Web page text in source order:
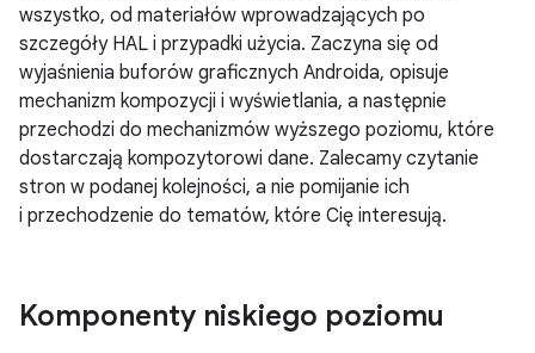
wszystko, od materiałów wprowadzających po
szczegóły HAL i przypadki użycia. Zaczyna się od
wyjaśnienia buforów graficznych Androida, opisuje
mechanizm kompozycji i wyświetlania, a następnie
przechodzi do mechanizmów wyższego poziomu, które
dostarczają kompozytorowi dane. Zalecamy czytanie
stron w podanej kolejności, a nie pomijanie ich
i przechodzenie do tematów, które Cię interesują.
Komponenty niskiego poziomu